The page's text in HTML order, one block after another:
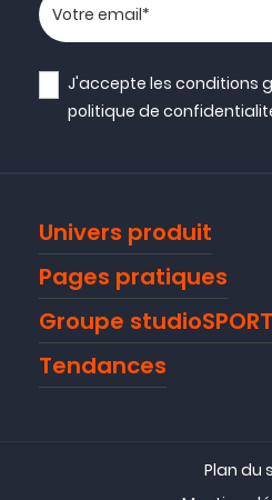
Votre adresse email
J'accepte lesconditions
politique de
Univers produit
Pages pratiques
Groupe studioSPORT
Tendances
Plan du